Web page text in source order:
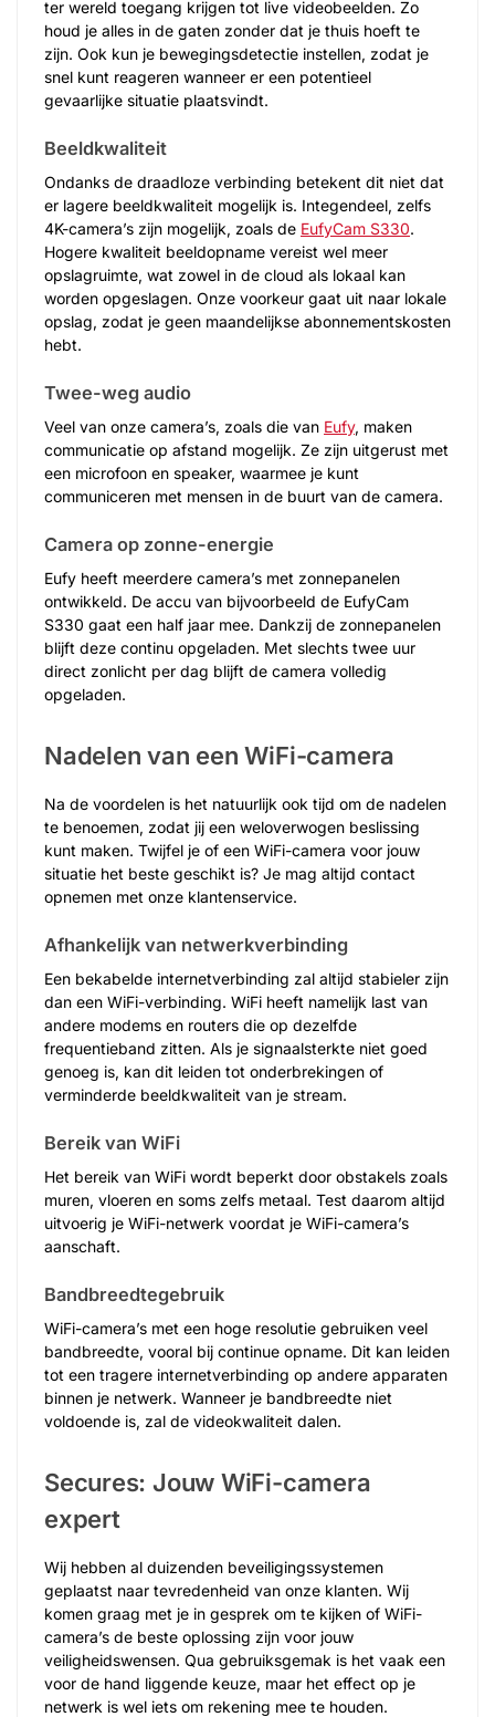
ter wereld toegang krijgen tot live videobeelden. Zo
houd je alles in de gaten zonder dat je thuis hoeft te
zijn. Ook kun je bewegingsdetectie instellen, zodat je
snel kunt reageren wanneer er een potentieel
gevaarlijke situatie plaatsvindt.
Beeldkwaliteit
Ondanks de draadloze verbinding betekent dit niet dat
er lagere beeldkwaliteit mogelijk is. Integendeel, zelfs
4K-camera’s zijn mogelijk, zoals de EufyCam S330.
Hogere kwaliteit beeldopname vereist wel meer
opslagruimte, wat zowel in de cloud als lokaal kan
worden opgeslagen. Onze voorkeur gaat uit naar lokale
opslag, zodat je geen maandelijkse abonnementskosten
hebt.
Twee-weg audio
Veel van onze camera’s, zoals die van Eufy, maken
communicatie op afstand mogelijk. Ze zijn uitgerust met
een microfoon en speaker, waarmee je kunt
communiceren met mensen in de buurt van de camera.
Camera op zonne-energie
Eufy heeft meerdere camera’s met zonnepanelen
ontwikkeld. De accu van bijvoorbeeld de EufyCam
S330 gaat een half jaar mee. Dankzij de zonnepanelen
blijft deze continu opgeladen. Met slechts twee uur
direct zonlicht per dag blijft de camera volledig
opgeladen.
Nadelen van een WiFi-camera
Na de voordelen is het natuurlijk ook tijd om de nadelen
te benoemen, zodat jij een weloverwogen beslissing
kunt maken. Twijfel je of een WiFi-camera voor jouw
situatie het beste geschikt is? Je mag altijd contact
opnemen met onze klantenservice.
Afhankelijk van netwerkverbinding
Een bekabelde internetverbinding zal altijd stabieler zijn
dan een WiFi-verbinding. WiFi heeft namelijk last van
andere modems en routers die op dezelfde
frequentieband zitten. Als je signaalsterkte niet goed
genoeg is, kan dit leiden tot onderbrekingen of
verminderde beeldkwaliteit van je stream.
Bereik van WiFi
Het bereik van WiFi wordt beperkt door obstakels zoals
muren, vloeren en soms zelfs metaal. Test daarom altijd
uitvoerig je WiFi-netwerk voordat je WiFi-camera’s
aanschaft.
Bandbreedtegebruik
WiFi-camera’s met een hoge resolutie gebruiken veel
bandbreedte, vooral bij continue opname. Dit kan leiden
tot een tragere internetverbinding op andere apparaten
binnen je netwerk. Wanneer je bandbreedte niet
voldoende is, zal de videokwaliteit dalen.
Secures: Jouw WiFi-camera
expert
Wij hebben al duizenden beveiligingssystemen
geplaatst naar tevredenheid van onze klanten. Wij
komen graag met je in gesprek om te kijken of WiFi-
camera’s de beste oplossing zijn voor jouw
veiligheidswensen. Qua gebruiksgemak is het vaak een
voor de hand liggende keuze, maar het effect op je
netwerk is wel iets om rekening mee te houden.